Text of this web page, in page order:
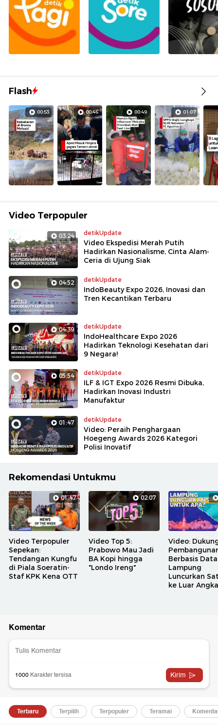
Flash
00:53 00:46 00:49 01:07
Video Terpopuler
03:24 detikUpdate
Video Ekspedisi Merah Putih
Hadirkan Nasionalisme, Cinta Alam-
Ceria di Ujung Siak
04:52 detikUpdate
IndoBeauty Expo 2026, Inovasi dan
Tren Kecantikan Terbaru
04:39 detikUpdate
IndoHealthcare Expo 2026
Hadirkan Teknologi Kesehatan dari
9 Negara!
05:54 detikUpdate
ILF & IGT Expo 2026 Resmi Dibuka,
Hadirkan Inovasi Industri
Manufaktur
01:47 detikUpdate
Video: Peraih Penghargaan
Hoegeng Awards 2026 Kategori
Polisi Inovatif
Rekomendasi Untukmu
01:47
Video Terpopuler
Sepekan:
Tendangan Kungfu
di Piala Soeratin-
Staf KPK Kena OTT
02:07
Video Top 5:
Prabowo Mau Jadi
BA Kopi hingga
"Londo Ireng"
Video:
Berbasis
Lampung
Luncurkan
ke Luar